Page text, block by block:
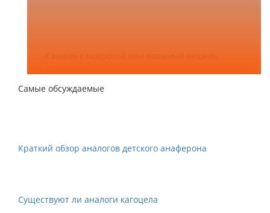
Самые обсуждаемые
Краткий обзор аналогов детского анаферона
Существуют ли аналоги кагоцела